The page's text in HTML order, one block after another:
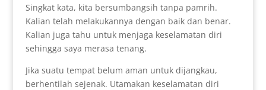
Singkat kata, kita bersumbangsih tanpa pamrih.
Kalian telah melakukannya dengan baik dan benar.
Kalian juga tahu untuk menjaga keselamatan diri
sehingga saya merasa tenang.
Jika suatu tempat belum aman untuk dijangkau,
berhentilah sejenak. Utamakan keselamatan diri